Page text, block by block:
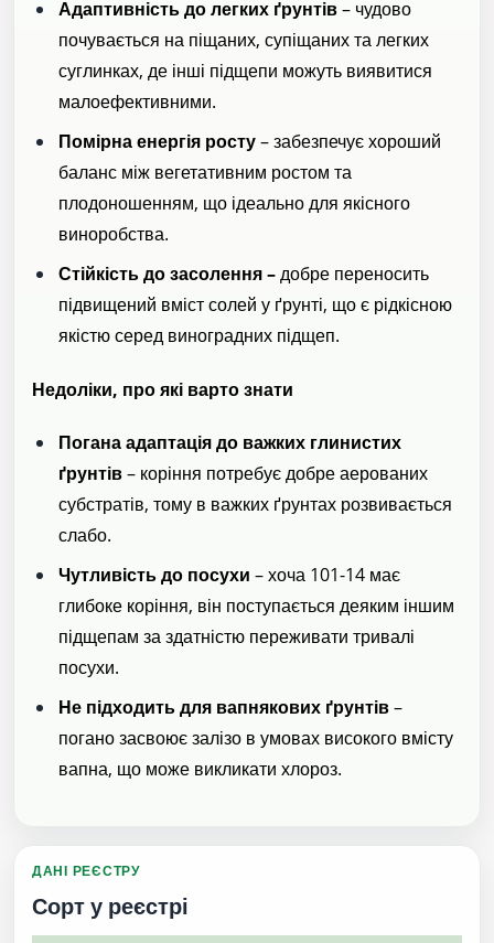
Адаптивність до легких ґрунтів– чудово
почувається на піщаних, супіщаних та легких
суглинках, де інші підщепи можуть виявитися
малоефективними.
Помірна енергія росту– забезпечує хороший
баланс між вегетативним ростом та
плодоношенням, що ідеально для якісного
виноробства.
Стійкість до засолення –добре переносить
підвищений вміст солей у ґрунті, що є рідкісною
якістю серед виноградних підщеп.
Недоліки, про які варто знати
Погана адаптація до важких глинистих
ґрунтів– коріння потребує добре аерованих
субстратів, тому в важких ґрунтах розвивається
слабо.
Чутливість до посухи – хоча 101-14 має
глибоке коріння, він поступається деяким іншим
підщепам за здатністю переживати тривалі
посухи.
Не підходить для вапнякових ґрунтів–
погано засвоює залізо в умовах високого вмісту
вапна, що може викликати хлороз.
ДАНІ РЕЄСТРУ
Сорт у реєстрі